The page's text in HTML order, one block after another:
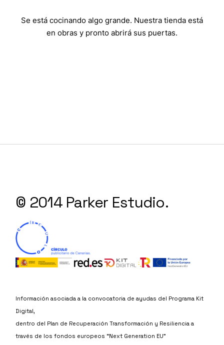
Se está cocinando algo grande. Nuestra tienda está
en obras y pronto abrirá sus puertas.
© 2014 Parker Estudio.
Información asociada a la convocatoria de ayudas del Programa Kit
Digital,
dentro del Plan de Recuperación Transformación y Resiliencia a
través de los fondos europeos “Next Generation EU”